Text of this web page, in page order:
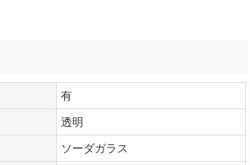
有
透明
ソーダガラス